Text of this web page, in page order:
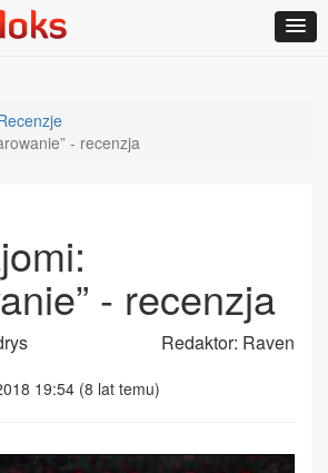
- recenzja
- recenzja
Redaktor: Raven
19:54 (8 lat temu)